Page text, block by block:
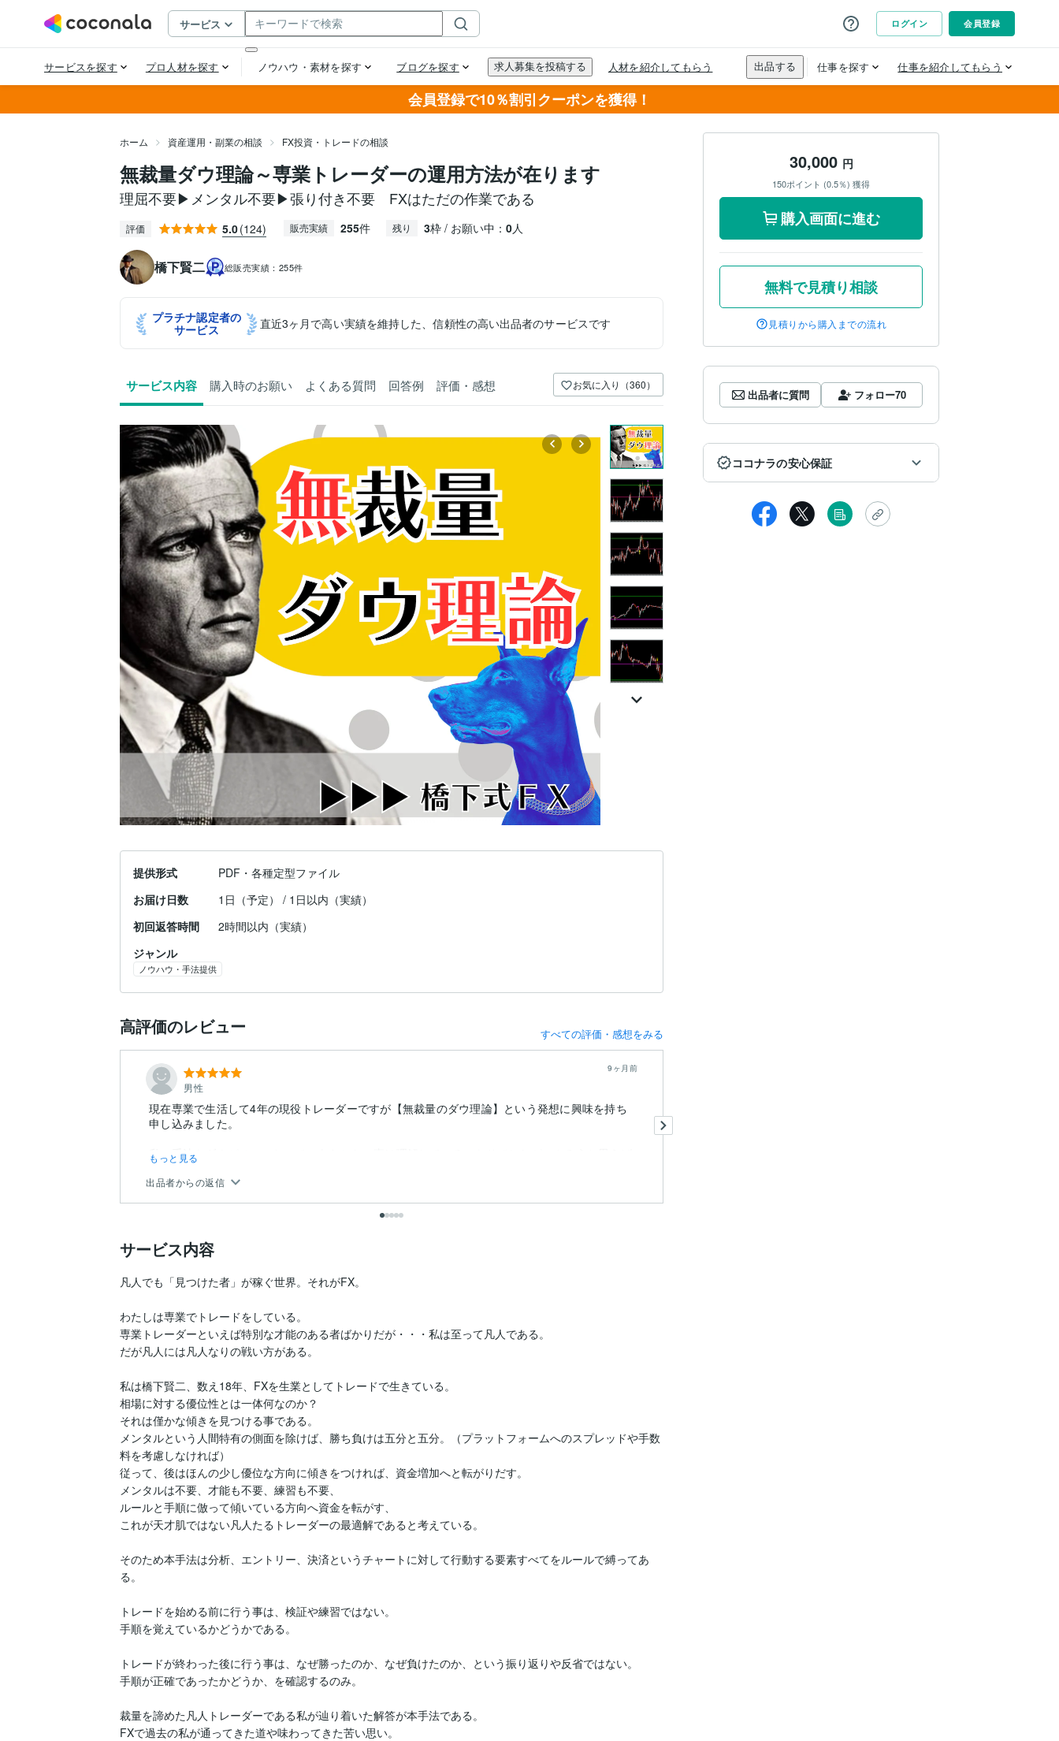
会員登録で10％割引クーポンを獲得！
ホーム 資産運用・副業の相談 FX投資・トレードの相談
無裁量ダウ理論～専業トレーダーの運用方法が在ります
理屈不要▶メンタル不要▶張り付き不要 FXはただの作業である
評価 5.0(124) 販売実績 255件 残り 3枠 / お願い中： 0人
橋下賢二 総販売実績： 255件
プラチナ認定者の
サービス
直近3ヶ月で高い実績を維持した、信頼性の高い出品者のサービスです
サービス内容 購入時のお願い よくある質問 回答例 評価・感想 お気に入り（360）
提供形式
PDF・各種定型ファイル
お届け日数
1日（予定） / 1日以内（実績）
初回返答時間
2時間以内（実績）
ジャンル
ノウハウ・手法提供
高評価のレビュー すべての評価・感想をみる
男性
9ヶ月前
現在専業で生活して4年の現役トレーダーですが【無裁量のダウ理論】という発想に興味を持ち
申し込みました。
私の手法もダウがペースなので、あらかたの事は理解しているつもりでしたが、やろうと思えば
ここまでやれるのかと…
もっと見る
出品者からの返信
サービス内容
凡人でも「見つけた者」が稼ぐ世界。それがFX。
わたしは専業でトレードをしている。
専業トレーダーといえば特別な才能のある者ばかりだが・・・私は至って凡人である。
だが凡人には凡人なりの戦い方がある。
私は橋下賢二、数え18年、FXを生業としてトレードで生きている。
相場に対する優位性とは一体何なのか？
それは僅かな傾きを見つける事である。
メンタルという人間特有の側面を除けば、勝ち負けは五分と五分。（プラットフォームへのスプレッドや手数
料を考慮しなければ）
従って、後はほんの少し優位な方向に傾きをつければ、資金増加へと転がりだす。
メンタルは不要、才能も不要、練習も不要、
ルールと手順に倣って傾いている方向へ資金を転がす、
これが天才肌ではない凡人たるトレーダーの最適解であると考えている。
そのため本手法は分析、エントリー、決済というチャートに対して行動する要素すべてをルールで縛ってあ
る。
トレードを始める前に行う事は、検証や練習ではない。
手順を覚えているかどうかである。
トレードが終わった後に行う事は、なぜ勝ったのか、なぜ負けたのか、という振り返りや反省ではない。
手順が正確であったかどうか、を確認するのみ。
裁量を諦めた凡人トレーダーである私が辿り着いた解答が本手法である。
FXで過去の私が通ってきた道や味わってきた苦い思い。
30,000 円
150ポイント (0.5％) 獲得
購入画面に進む
無料で見積り相談
見積りから購入までの流れ
出品者に質問 フォロー70
ココナラの安心保証